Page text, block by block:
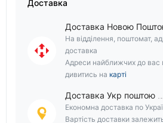
Доставка
Доставка Новою
На відділення, поштомат,
доставка
Адреси найближчих до вас
дивитись на карті
Доставка Укр поштою
Економна доставка по
Вартість доставки